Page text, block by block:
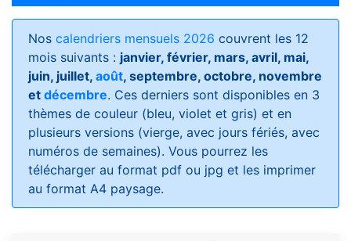
Nos calendriers mensuels 2026 couvrent les 12
mois suivants : janvier, février, mars, avril, mai,
juin, juillet, août, septembre, octobre, novembre
et décembre. Ces derniers sont disponibles en 3
thèmes de couleur (bleu, violet et gris) et en
plusieurs versions (vierge, avec jours fériés, avec
numéros de semaines). Vous pourrez les
télécharger au format pdf ou jpg et les imprimer
au format A4 paysage.